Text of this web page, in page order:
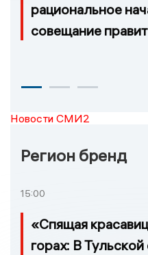
рациональное
совещание
Новости СМИ2
Регион бренд
15:00
«Спящая
горах: В